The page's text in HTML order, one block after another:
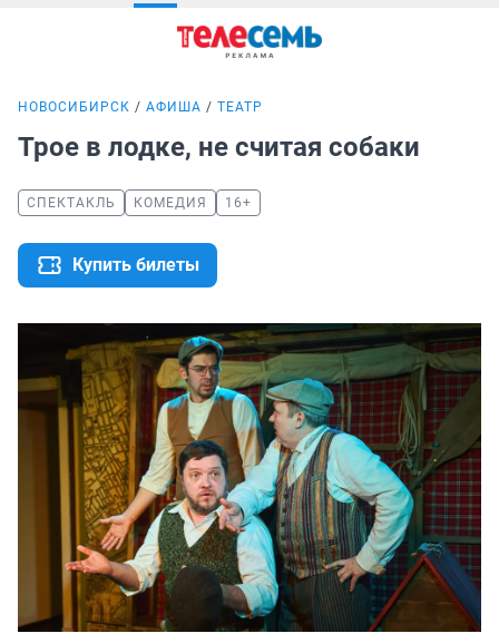
НОВОСИБИРСК АФИША ТЕАТР
Трое в лодке, не считая собаки
СПЕКТАКЛЬ КОМЕДИЯ 16+
Купить билеты